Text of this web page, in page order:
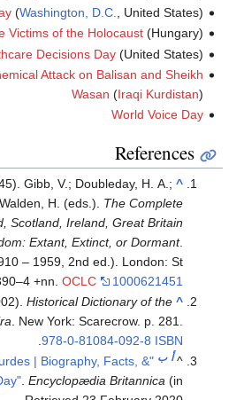
(Washington, D.C.
, United States)
Victims of the Holocaust(Hungary)
Decisions Day(United States)
Attack on Balisan and Sheikh
Wasan (Iraqi Kurdistan)
World Voice Day
References
^
Gibb, V.; Doubleday, H. A.;
H. (eds.). The Complete
Scotland, Ireland, Great Britain
Extant, Extinct, or Dormant.
– 1959, 2nd ed.). London: St
+nn.OCLC 1000621451
^
Historical Dictionary of the
. New York: Scarecrow. p. 281.
ISBN
978-0-81084-092-8
.
^أ ب
| Biography, Facts, &
.Encyclopædia Britannica (in الإنجليزية)